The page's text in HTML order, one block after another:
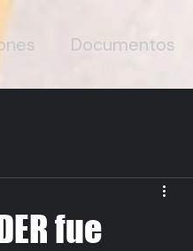
Documentos
fue